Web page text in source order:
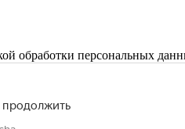
обработки персональных